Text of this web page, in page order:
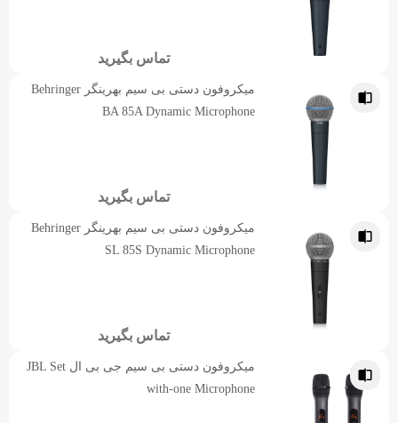
تماس بگیرید
میکروفون دستی بی سیم بهرینگر Behringer
BA 85A Dynamic Microphone
تماس بگیرید
میکروفون دستی بی سیم بهرینگر Behringer
SL 85S Dynamic Microphone
تماس بگیرید
میکروفون دستی بی سیم جی بی ال JBL Set
with-one Microphone